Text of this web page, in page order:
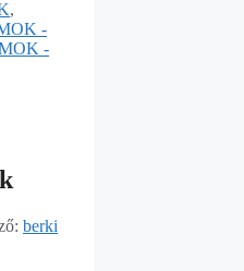
,
-
-
berki